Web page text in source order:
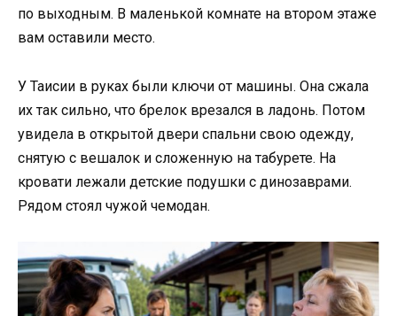
по выходным. В маленькой комнате на втором этаже
вам оставили место.
У Таисии в руках были ключи от машины. Она сжала
их так сильно, что брелок врезался в ладонь. Потом
увидела в открытой двери спальни свою одежду,
снятую с вешалок и сложенную на табурете. На
кровати лежали детские подушки с динозаврами.
Рядом стоял чужой чемодан.